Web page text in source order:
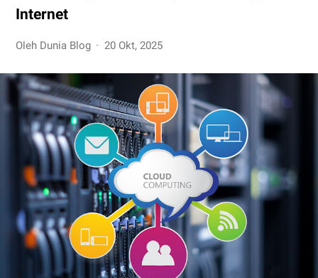
Internet
Oleh Dunia Blog 20 Okt, 2025